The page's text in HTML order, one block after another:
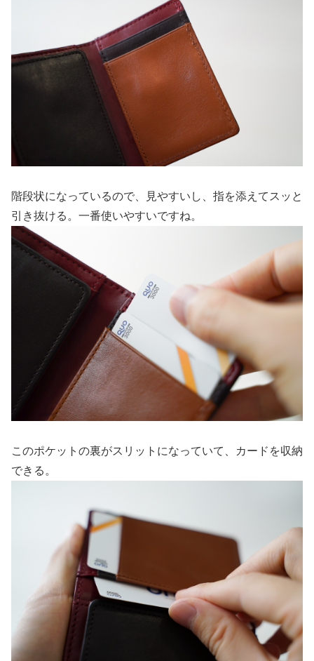
階段状になっているので、見やすいし、指を添えてスッと
引き抜ける。一番使いやすいですね。
このポケットの裏がスリットになっていて、カードを収納
できる。